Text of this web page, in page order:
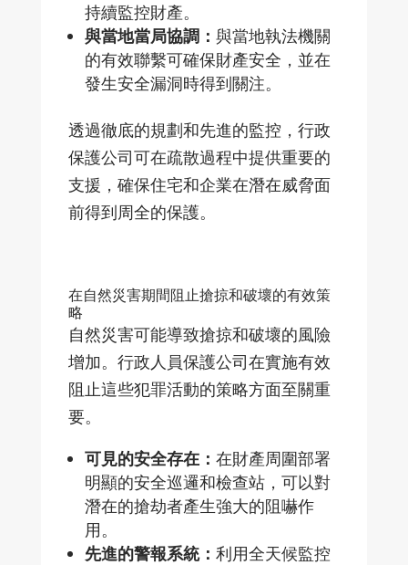
持續監控財產。
與當地當局協調： 與當地執法機關
的有效聯繫可確保財產安全，並在
發生安全漏洞時得到關注。
透過徹底的規劃和先進的監控，行政
保護公司可在疏散過程中提供重要的
支援，確保住宅和企業在潛在威脅面
前得到周全的保護。
在自然災害期間阻止搶掠和破壞的有效策
略
自然災害可能導致搶掠和破壞的風險
增加。行政人員保護公司在實施有效
阻止這些犯罪活動的策略方面至關重
要。
可見的安全存在： 在財產周圍部署
明顯的安全巡邏和檢查站，可以對
潛在的搶劫者產生強大的阻嚇作
用。
先進的警報系統： 利用全天候監控